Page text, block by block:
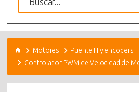
Motores
Puente H y encoders
Controlador PWM de Velocidad de